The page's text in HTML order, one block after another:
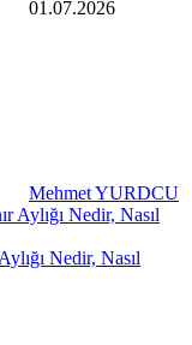
01.07.2026
Mehmet YURDCU
Nedir, Nasıl